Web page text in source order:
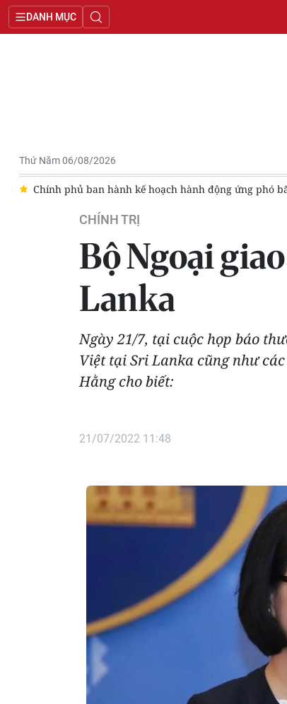
DANH MỤC
Thứ Năm 06/08/2026
Chính phủ ban hành kế hoạch hành động ứng phó
CHÍNH TRỊ
Bộ Ngoại
Lanka
Ngày 21/7, tại cuộc họp báo
Việt tại Sri Lanka cũng như
Hằng cho biết:
21/07/2022 11:48